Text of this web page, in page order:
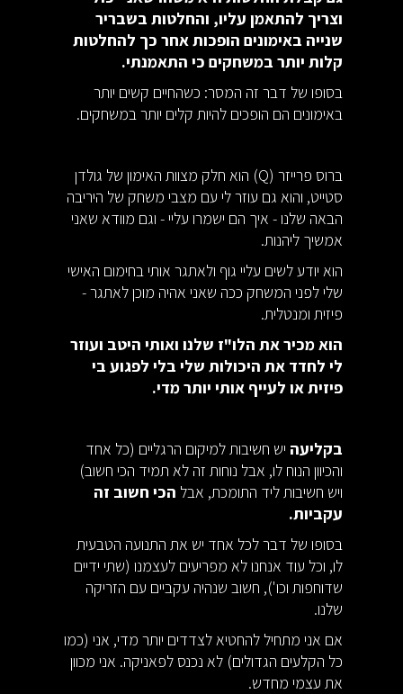
וצריך להתאמן עליו, והחלטות בשבריר
שנייה באימונים הופכות אחר כך להחלטות
קלות יותר במשחקים כי התאמנתי.
בסופו של דבר זה המסר: כשהחיים קשים יותר
באימונים הם הופכים להיות קלים יותר במשחקים.
ברוס פרייזר (Q) הוא חלק מצוות האימון של גולדן
סטייט, והוא גם עוזר לי עם מצבי משחק של היריבה
הבאה שלנו - איך הם ישמרו עליי - וגם מוודא שאני
אמשיך ליהנות.
הוא יודע לשים עליי גוף ולאתגר אותי בחימום האישי
שלי לפני המשחק ככה שאני אהיה מוכן לאתגר -
פיזית ומנטלית.
הוא מכיר את הלו"ז שלנו ואותי היטב ועוזר
לי לחדד את היכולות שלי בלי לפגוע בי
פיזית או לעייף אותי יותר מדי.
בקליעה יש חשיבות למיקום הרגליים (כל אחד
והכיוון הנוח לו, אבל נוחות זה לא תמיד הכי חשוב)
ויש חשיבות ליד התומכת, אבל הכי חשוב זה
עקביות.
בסופו של דבר לכל אחד יש את התנועה הטבעית
לו, וכל עוד אנחנו לא מפריעים לעצמנו (שתי ידיים
שדוחפות וכו'), חשוב שנהיה עקביים עם הזריקה
שלנו.
אם אני מתחיל להחטיא לצדדים יותר מדי, אני (כמו
כל הקלעים הגדולים) לא נכנס לפאניקה. אני מכוון
את עצמי מחדש.